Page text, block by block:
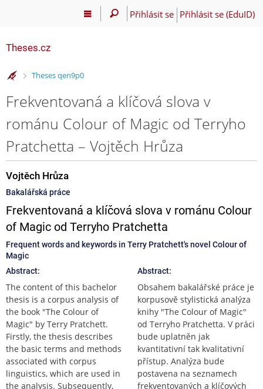
Přihlásit se Přihlásit se (EduID)
Theses.cz
>
Theses qen9p0
Frekventovaná a klíčová slova v
románu Colour of Magic od Terryho
Pratchetta – Vojtěch Hrůza
Vojtěch Hrůza
Bakalářská práce
Frekventovaná a klíčová slova v románu Colour
of Magic od Terryho Pratchetta
Frequent words and keywords in Terry Pratchett's novel Colour of
Magic
Abstract:
The content of this bachelor
thesis is a corpus analysis of
the book "The Colour of
Magic" by Terry Pratchett.
Firstly, the thesis describes
the basic terms and methods
associated with corpus
linguistics, which are used in
the analysis. Subsequently,
Abstract:
Obsahem bakalářské práce je
korpusově stylistická analýza
knihy "The Colour of Magic"
od Terryho Pratchetta. V práci
bude uplatněn jak
kvantitativní tak kvalitativní
přístup. Analýza bude
postavena na seznamech
frekventovaných a klíčových